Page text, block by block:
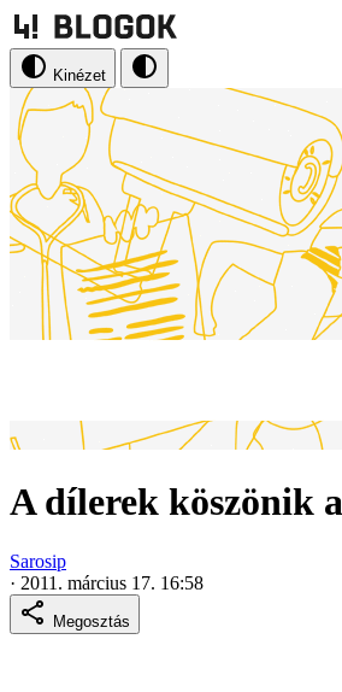
Kinézet
A dílerek köszönik
Sarosip
· 2011. március 17. 16:58
Megosztás